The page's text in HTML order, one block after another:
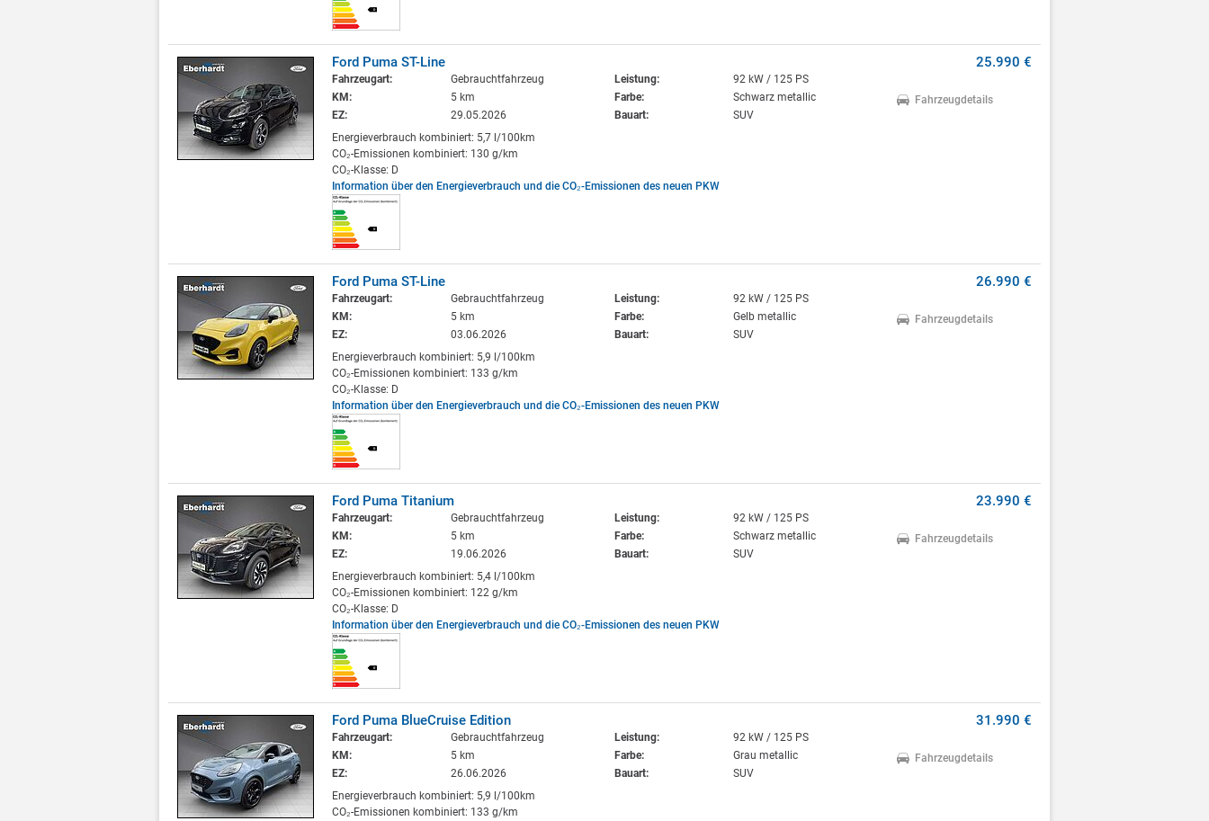
Ford Puma ST-Line
Fahrzeugart:
Gebrauchtfahrzeug
KM:
5 km
EZ:
29.05.2026
Leistung:
92 kW / 125 PS
Farbe:
Schwarz metallic
Bauart:
SUV
Energieverbrauch kombiniert: 5,7 l/100km
CO₂-Emissionen kombiniert: 130 g/km
CO₂-Klasse: D
Information über den Energieverbrauch und die CO₂-Emissionen des neuen PKW
25.990 €
Fahrzeugdetails
Ford Puma ST-Line
Fahrzeugart:
Gebrauchtfahrzeug
KM:
5 km
EZ:
03.06.2026
Leistung:
92 kW / 125 PS
Farbe:
Gelb metallic
Bauart:
SUV
Energieverbrauch kombiniert: 5,9 l/100km
CO₂-Emissionen kombiniert: 133 g/km
CO₂-Klasse: D
Information über den Energieverbrauch und die CO₂-Emissionen des neuen PKW
26.990 €
Fahrzeugdetails
Ford Puma Titanium
Fahrzeugart:
Gebrauchtfahrzeug
KM:
5 km
EZ:
19.06.2026
Leistung:
92 kW / 125 PS
Farbe:
Schwarz metallic
Bauart:
SUV
Energieverbrauch kombiniert: 5,4 l/100km
CO₂-Emissionen kombiniert: 122 g/km
CO₂-Klasse: D
Information über den Energieverbrauch und die CO₂-Emissionen des neuen PKW
23.990 €
Fahrzeugdetails
Ford Puma BlueCruise Edition
Fahrzeugart:
Gebrauchtfahrzeug
KM:
5 km
EZ:
26.06.2026
Leistung:
92 kW / 125 PS
Farbe:
Grau metallic
Bauart:
SUV
Energieverbrauch kombiniert: 5,9 l/100km
CO₂-Emissionen kombiniert: 133 g/km
31.990 €
Fahrzeugdetails